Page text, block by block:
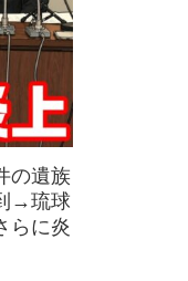
の遺族
→琉球
らに炎